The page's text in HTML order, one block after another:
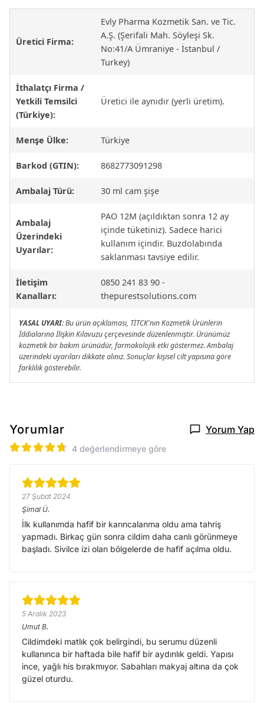
Üretici Firma:
Evly Pharma Kozmetik San. ve Tic.
A.Ş. (Şerifali Mah. Söyleşi Sk.
No:41/A Ümraniye - İstanbul /
Turkey)
İthalatçı Firma /
Yetkili Temsilci
(Türkiye):
Üretici ile aynıdır (yerli üretim).
Menşe Ülke: Türkiye
Barkod (GTIN): 8682773091298
Ambalaj Türü: 30 ml cam şişe
Ambalaj
Üzerindeki
Uyarılar:
PAO 12M (açıldıktan sonra 12 ay
içinde tüketiniz). Sadece harici
kullanım içindir. Buzdolabında
saklanması tavsiye edilir.
İletişim
Kanalları:
0850 241 83 90 -
thepurestsolutions.com
YASAL UYARI:Bu ürün açıklaması, TİTCK'nın Kozmetik Ürünlerin
İddialarına İlişkin Kılavuzu çerçevesinde düzenlenmiştir. Ürünümüz
kozmetik bir bakım ürünüdür, farmakolojik etki göstermez. Ambalaj
üzerindeki uyarıları dikkate alınız. Sonuçlar kişisel cilt yapısına göre
farklılık gösterebilir.
Yorumlar Yorum Yap
4 değerlendirmeye göre
27 Şubat 2024
Şimal Ü.
İlk kullanımda hafif bir karıncalanma oldu ama tahriş
yapmadı. Birkaç gün sonra cildim daha canlı görünmeye
başladı. Sivilce izi olan bölgelerde de hafif açılma oldu.
5 Aralık 2023
Umut B.
Cildimdeki matlık çok belirgindi, bu serumu düzenli
kullanınca bir haftada bile hafif bir aydınlık geldi. Yapısı
ince, yağlı his bırakmıyor. Sabahları makyaj altına da çok
güzel oturdu.